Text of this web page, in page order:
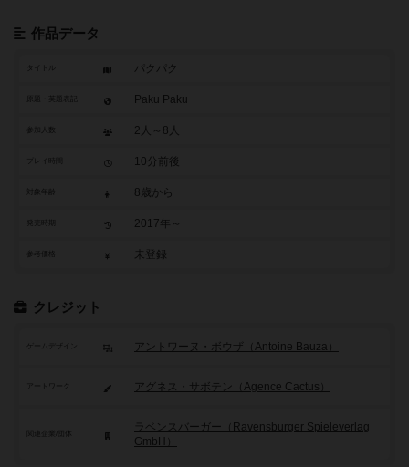
作品データ
タイトル パクパク
Paku Paku
参加人数 2人～8人
10分前後
8歳から
2017年～
参考価格 未登録
クレジット
ゲームデザイン アントワーヌ・ボウザ（Antoine Bauza）
アートワーク アグネス・サボテン（Agence Cactus）
ラベンスバーガー（Ravensburger Spieleverlag
GmbH）